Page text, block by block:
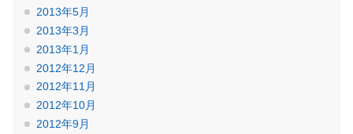
2013年5月
2013年3月
2013年1月
2012年12月
2012年11月
2012年10月
2012年9月